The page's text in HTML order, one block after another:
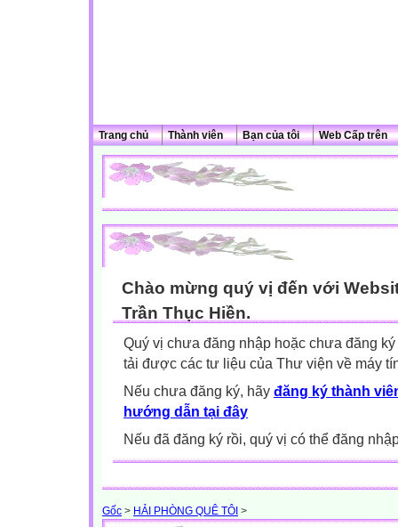
Trang chủ Thành viên Bạn của tôi Web Cấp trên
Chào mừng quý vị đến với
Trần Thục Hiền.
Quý vị chưa đăng nhập hoặc chưa đăng
tải được các tư liệu của Thư viện về máy
Nếu chưa đăng ký, hãy đăng ký thành
hướng dẫn tại đây
Nếu đã đăng ký rồi, quý vị có thể đăng
Gốc > HẢI PHÒNG QUÊ TÔI >